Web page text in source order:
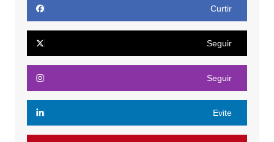
Curtir
Seguir
Seguir
Evite